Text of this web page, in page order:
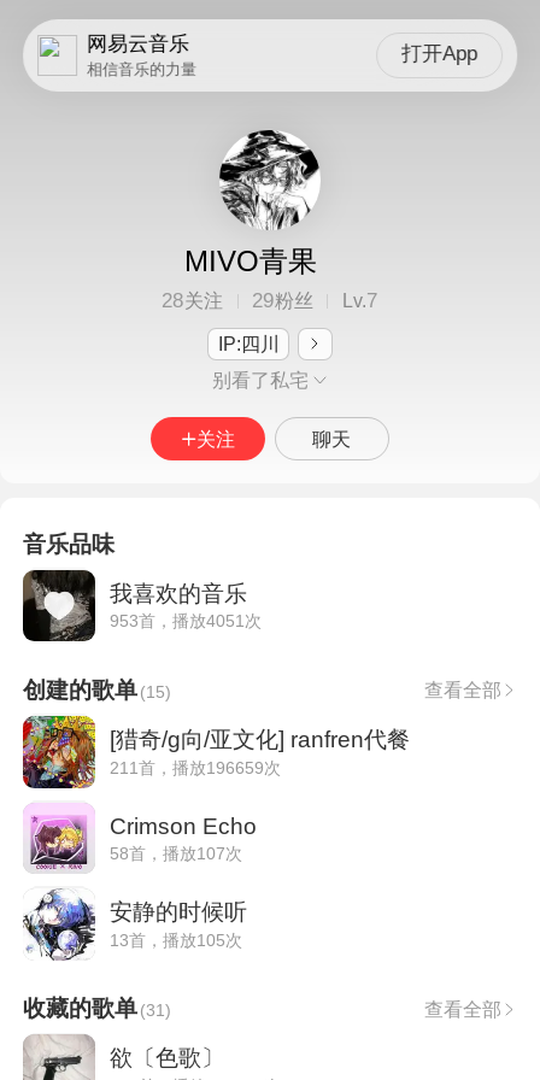
网易云音乐
相信音乐的力量
打开App
MIVO青果
28关注 29粉丝 Lv.7
IP:四川
别看了私宅
关注 聊天
音乐品味
我喜欢的音乐
953首，播放4051次
创建的歌单(15) 查看全部
[猎奇/g向/亚文化] ranfren代餐
211首，播放196659次
Crimson Echo
58首，播放107次
安静的时候听
13首，播放105次
收藏的歌单(31) 查看全部
欲〔色歌〕